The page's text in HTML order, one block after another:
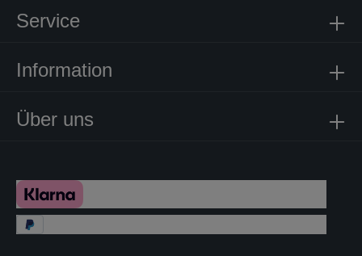
Über uns
Service
Information